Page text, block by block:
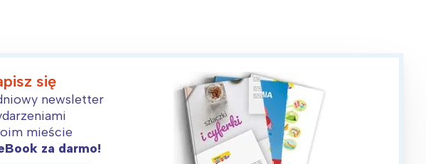
się
newsletter
mieście
za darmo!